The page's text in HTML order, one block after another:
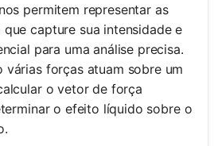
permitem representar as
capture sua intensidade e
para uma análise precisa.
várias forças atuam sobre um
o vetor de força
o efeito líquido sobre o